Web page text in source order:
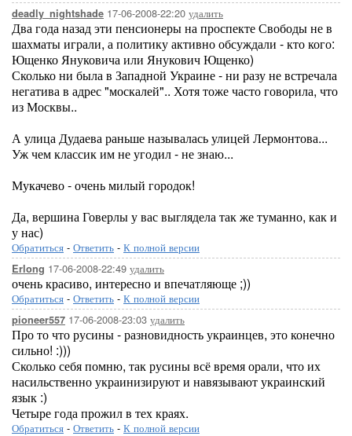
deadly_nightshade 17-06-2008-22:20 удалить
Два года назад эти пенсионеры на проспекте Свободы не в
шахматы играли, а политику активно обсуждали - кто кого:
Ющенко Януковича или Янукович Ющенко)
Сколько ни была в Западной Украине - ни разу не встречала
негатива в адрес "москалей".. Хотя тоже часто говорила, что
из Москвы..
А улица Дудаева раньше называлась улицей Лермонтова...
Уж чем классик им не угодил - не знаю...
Мукачево - очень милый городок!
Да, вершина Говерлы у вас выглядела так же туманно, как и
у нас)
Обратиться - Ответить - К полной версии
Erlong 17-06-2008-22:49 удалить
очень красиво, интересно и впечатляюще ;))
Обратиться - Ответить - К полной версии
pioneer557 17-06-2008-23:03 удалить
Про то что русины - разновидность украинцев, это конечно
сильно! :)))
Сколько себя помню, так русины всё время орали, что их
насильственно украинизируют и навязывают украинский
язык :)
Четыре года прожил в тех краях.
Обратиться - Ответить - К полной версии